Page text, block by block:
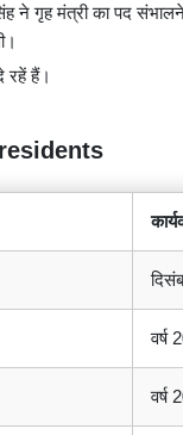
ने गृह मंत्री का पद संभालने
रहें हैं।
वर्ष
वर्ष